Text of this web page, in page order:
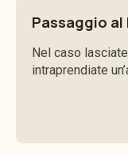
Passaggio
Nel caso
intraprendiate